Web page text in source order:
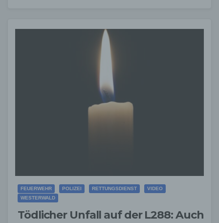
FEUERWEHR POLIZEI RETTUNGSDIENST
VIDEO
WESTERWALD
Tödlicher Unfall auf der L288: Auch